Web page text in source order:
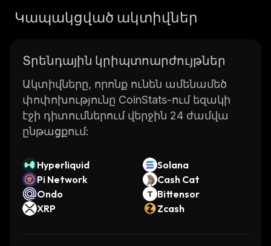
Կապակցված ակտիվներ
Տրենդային կրիպտոարժույթներ
Ակտիվները, որոնք ունեն ամենամեծ
փոփոխությունը CoinStats-ում եզակի
էջի դիտումներում վերջին 24 ժամվա
ընթացքում:
Hyperliquid
Solana
Pi Network
Cash Cat
Ondo
Bittensor
XRP
Zcash